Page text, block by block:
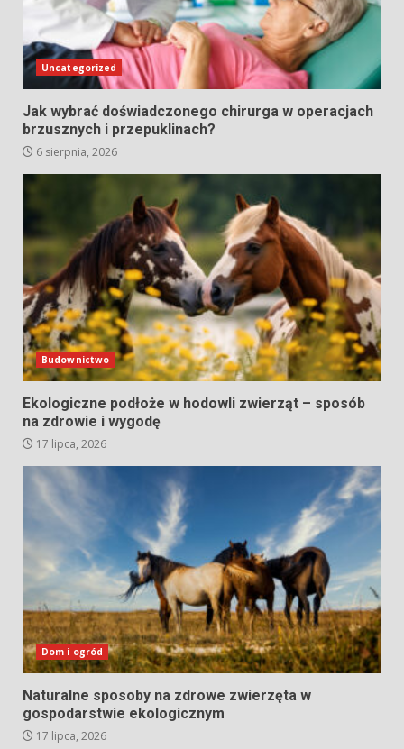
Uncategorized
Jak wybrać doświadczonego chirurga w operacjach
brzusznych i przepuklinach?
6 sierpnia, 2026
Budownictwo
Ekologiczne podłoże w hodowli zwierząt – sposób
na zdrowie i wygodę
17 lipca, 2026
Dom i ogród
Naturalne sposoby na zdrowe zwierzęta w
gospodarstwie ekologicznym
17 lipca, 2026